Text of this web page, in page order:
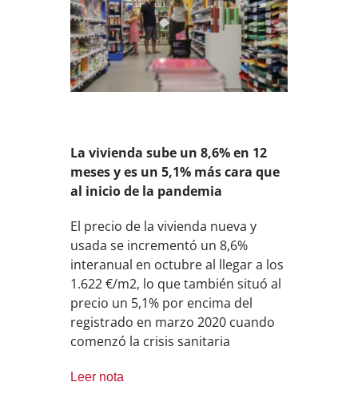
La vivienda sube un 8,6% en 12
meses y es un 5,1% más cara que
al inicio de la pandemia
El precio de la vivienda nueva y
usada se incrementó un 8,6%
interanual en octubre al llegar a los
1.622 €/m2, lo que también situó al
precio un 5,1% por encima del
registrado en marzo 2020 cuando
comenzó la crisis sanitaria
Leer nota